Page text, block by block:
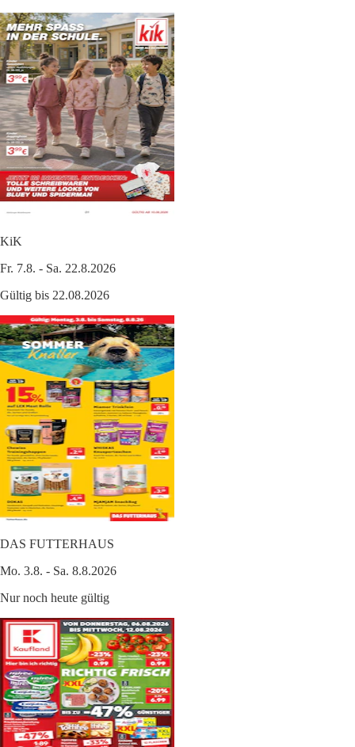
KiK
Fr. 7.8. - Sa. 22.8.2026
Gültig bis 22.08.2026
DAS FUTTERHAUS
Mo. 3.8. - Sa. 8.8.2026
Nur noch heute gültig